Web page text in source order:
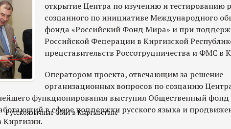
Русскоязычные СМИ в Кыргызстане
открытие Центра по изучению и тестированию
созданного по инициативе Международного
фонда «Российский Фонд Мира» и при
Российской Федерации в Киргизской
представительств Россотрудничества и ФМС в
Оператором проекта, отвечающим за решение
организационных вопросов по созданию
функционирования выступил Общественный фонд
в сфере поддержки русского языка и
Киргизии.